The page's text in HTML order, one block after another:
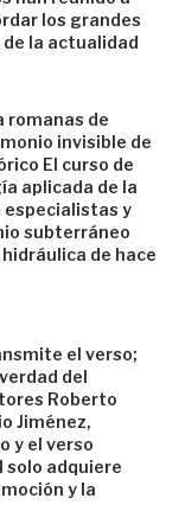
los grandes
la actualidad
romanas de
invisible de
El curso de
aplicada de la
especialistas y
subterráneo
de hace
el verso;
del
Roberto
Jiménez,
y el verso
solo adquiere
y la